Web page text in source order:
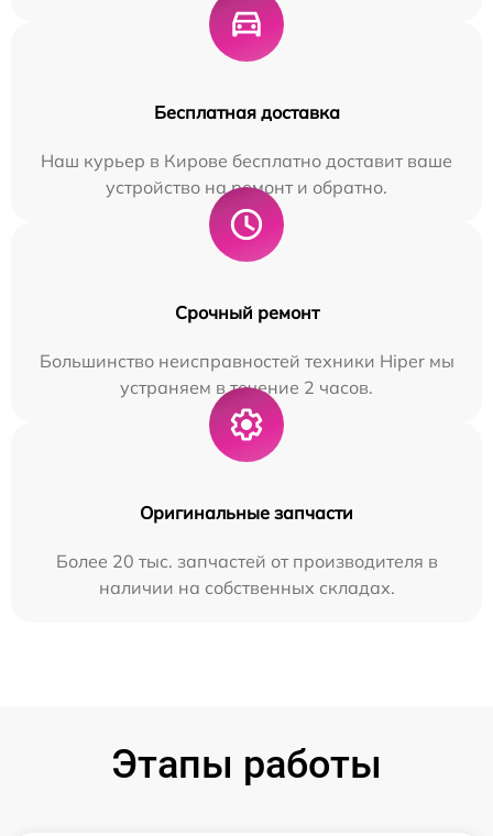
Бесплатная доставка
Наш курьер в Кирове бесплатно доставит ваше
устройство на ремонт и обратно.
Срочный ремонт
Большинство неисправностей техники Hiper мы
устраняем в течение 2 часов.
Оригинальные запчасти
Более 20 тыс. запчастей от производителя в
наличии на собственных складах.
Этапы работы